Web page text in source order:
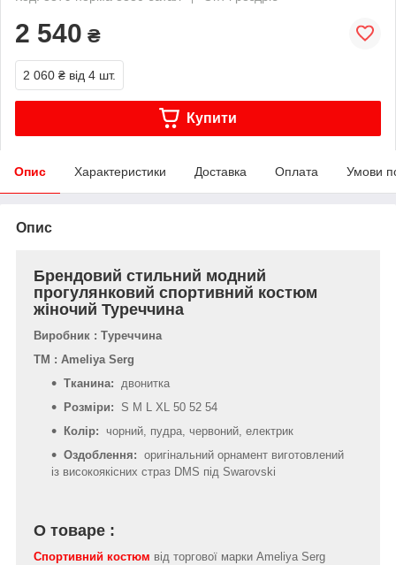
2 540 ₴
2 060 ₴ від 4 шт.
Купити
Опис Характеристики Доставка Оплата Умови
Опис
Брендовий стильний модний
прогулянковий спортивний костюм
жіночий Туреччина
Виробник : Туреччина
ТМ : Ameliya Serg
Тканина: двонитка
Розміри:
S M L XL 50 52 54
Колір: чорний, пудра, червоний, електрик
Оздоблення: оригінальний орнамент виготовлений
із високоякісних страз DMS під Swarovski
О товаре :
Спортивний костюм від торгової марки Ameliya Serg